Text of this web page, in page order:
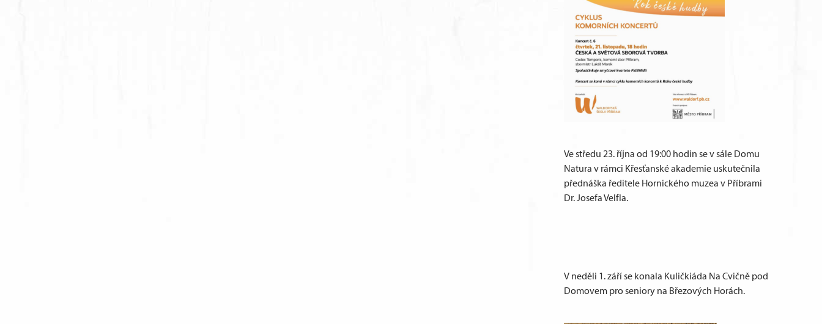
Ve středu 23. října od 19:00 hodin se v sále Domu
Natura v rámci Křesťanské akademie uskutečnila
přednáška ředitele Hornického muzea v Příbrami
Dr. Josefa Velfla.
V neděli 1. září se konala Kuličkiáda Na Cvičně pod
Domovem pro seniory na Březových Horách.